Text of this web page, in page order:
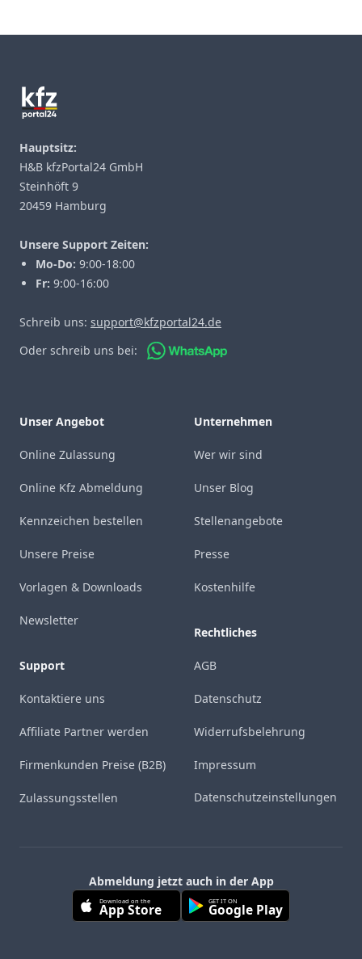
Hauptsitz:
H&B kfzPortal24 GmbH
Steinhöft 9
20459 Hamburg
Unsere Support Zeiten:
Mo-Do: 9:00-18:00
Fr: 9:00-16:00
Schreib uns: support@kfzportal24.de
Oder schreib uns bei:
Unser Angebot
Online Zulassung
Online Kfz Abmeldung
Kennzeichen bestellen
Unsere Preise
Vorlagen & Downloads
Newsletter
Support
Kontaktiere uns
Affiliate Partner werden
Firmenkunden Preise (B2B)
Zulassungsstellen
Unternehmen
Wer wir sind
Unser Blog
Stellenangebote
Presse
Kostenhilfe
Rechtliches
AGB
Datenschutz
Widerrufsbelehrung
Impressum
Datenschutzeinstellungen
Abmeldung jetzt auch in der App
Download on the
App Store GET IT ON
Google Play